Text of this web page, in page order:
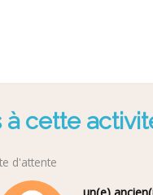
à cette
d'attente